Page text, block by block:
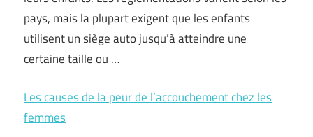
pays, mais la plupart exigent que les enfants
utilisent un siège auto jusqu’à atteindre une
certaine taille ou …
Les causes de la peur de l’accouchement chez les
femmes